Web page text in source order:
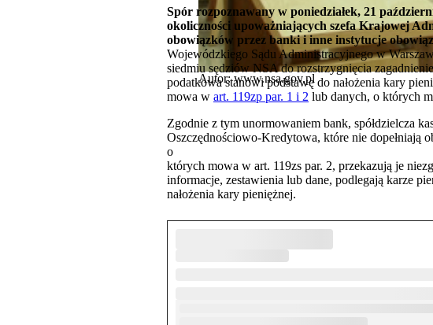
Autor: www.nsa.gov.pl
Spór rozpoznawany w poniedziałek, 21
okoliczności upoważniających szefa Krajowej
obowiązków przez banki i inne instytucje
Wojewódzkiego Sądu Administracyjnego w
siedmiu sędziów NSA do rozstrzygnięcia
podatkowa stanowi podstawę do nałożenia kary
mowa w art. 119zp par. 1 i 2 lub danych, o których
Zgodnie z tym unormowaniem bank, spółdzielcza
Oszczędnościowo-Kredytowa, które nie
o
których mowa w art. 119zs par. 2, przekazują je
informacje, zestawienia lub dane, podlegają karze
nałożenia kary pieniężnej.